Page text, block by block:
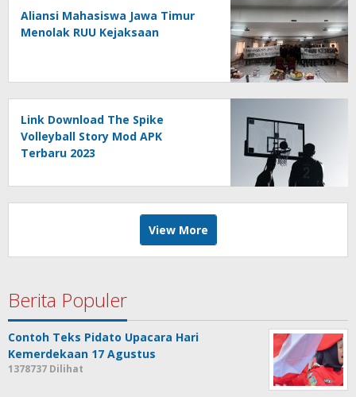
Aliansi Mahasiswa Jawa Timur
Menolak RUU Kejaksaan
Link Download The Spike
Volleyball Story Mod APK
Terbaru 2023
View More
Berita Populer
Contoh Teks Pidato Upacara Hari
Kemerdekaan 17 Agustus
1378737 Dilihat